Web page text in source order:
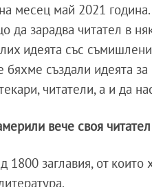
месец май 2021
да зарадва читател в
идеята със
бяхме създали идеята
читатели, а и да
вече своя
1800 заглавия, от които